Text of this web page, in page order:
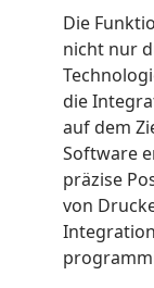
Die
nicht nur
die
auf dem
Software
präzise
von